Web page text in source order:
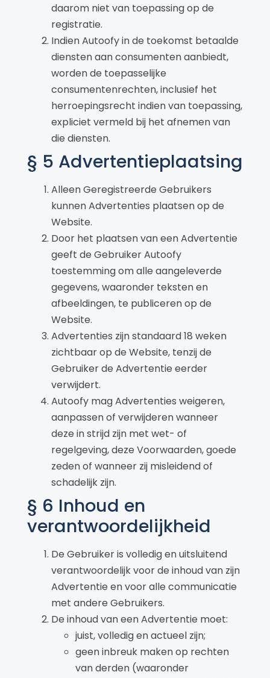
daarom niet van toepassing op de
registratie.
Indien Autoofy in de toekomst betaalde
diensten aan consumenten aanbiedt,
worden de toepasselijke
consumentenrechten, inclusief het
herroepingsrecht indien van toepassing,
expliciet vermeld bij het afnemen van
die diensten.
§ 5 Advertentieplaatsing
Alleen Geregistreerde Gebruikers
kunnen Advertenties plaatsen op de
Website.
Door het plaatsen van een Advertentie
geeft de Gebruiker Autoofy
toestemming om alle aangeleverde
gegevens, waaronder teksten en
afbeeldingen, te publiceren op de
Website.
Advertenties zijn standaard 18 weken
zichtbaar op de Website, tenzij de
Gebruiker de Advertentie eerder
verwijdert.
Autoofy mag Advertenties weigeren,
aanpassen of verwijderen wanneer
deze in strijd zijn met wet- of
regelgeving, deze Voorwaarden, goede
zeden of wanneer zij misleidend of
schadelijk zijn.
§ 6 Inhoud en
verantwoordelijkheid
De Gebruiker is volledig en uitsluitend
verantwoordelijk voor de inhoud van zijn
Advertentie en voor alle communicatie
met andere Gebruikers.
De inhoud van een Advertentie moet:
juist, volledig en actueel zijn;
geen inbreuk maken op rechten
van derden (waaronder